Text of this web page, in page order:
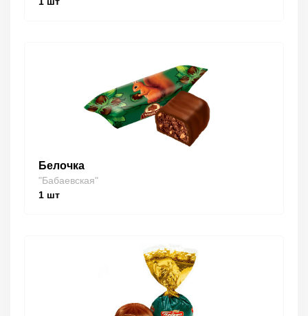
Белочка
"Бабаевская"
1 шт